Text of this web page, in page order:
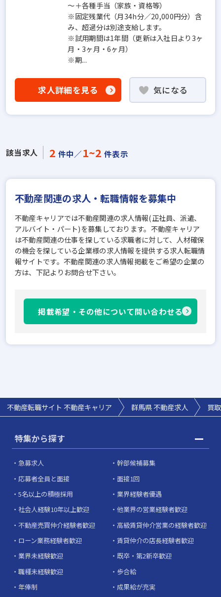
～＋各種手当（家族・資格等）
※固定残業代（月34h分／20,000円分）含
み、超過分は別途支給します。
※試用期間は1年間（更新は入社日より3ヶ
月・3ヶ月・6ヶ月）
※期...
求人詳細を見る 気になる
該当求人 2 件中／1~2 件表示
不動産関連の求人・転職情報を募集中
不動産キャリアでは不動産関連の求人情報(正社員、派遣、
アルバイト・パート)を募集しております。不動産キャリア
は不動産関連の仕事を探している求職者に対して、人材確保
の機会を探している企業様の求人情報を提供する求人転職情
報サイトです。不動産関連の求人情報掲載をご希望の企業の
方は、下記よりお問合せ下さい。
掲載希望・その他について問い合わせる
不動産転職サイト 不動産キャリア 群馬県不動産求人 買
特集から探す
急募求人
幹部候補募集
応募者全員と面接
面接1回
5名以上の積極採用
業界経験者優遇
社会人経験10年以上歓迎
他業界の営業経験者歓迎
不動産売買仲介経験者歓迎
高級賃貸仲介営業の経験者歓迎
ローン業務経験者歓迎
賃貸仲介の店長経験者歓迎
業界未経験歓迎
既卒・第2新卒歓迎
職種未経験歓迎
歩合給
年俸制
成果給が充実